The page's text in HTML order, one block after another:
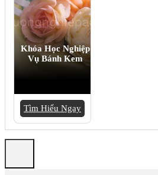
Khóa Học Nghiệp
Vụ Bánh Kem
Tìm Hiểu Ngay